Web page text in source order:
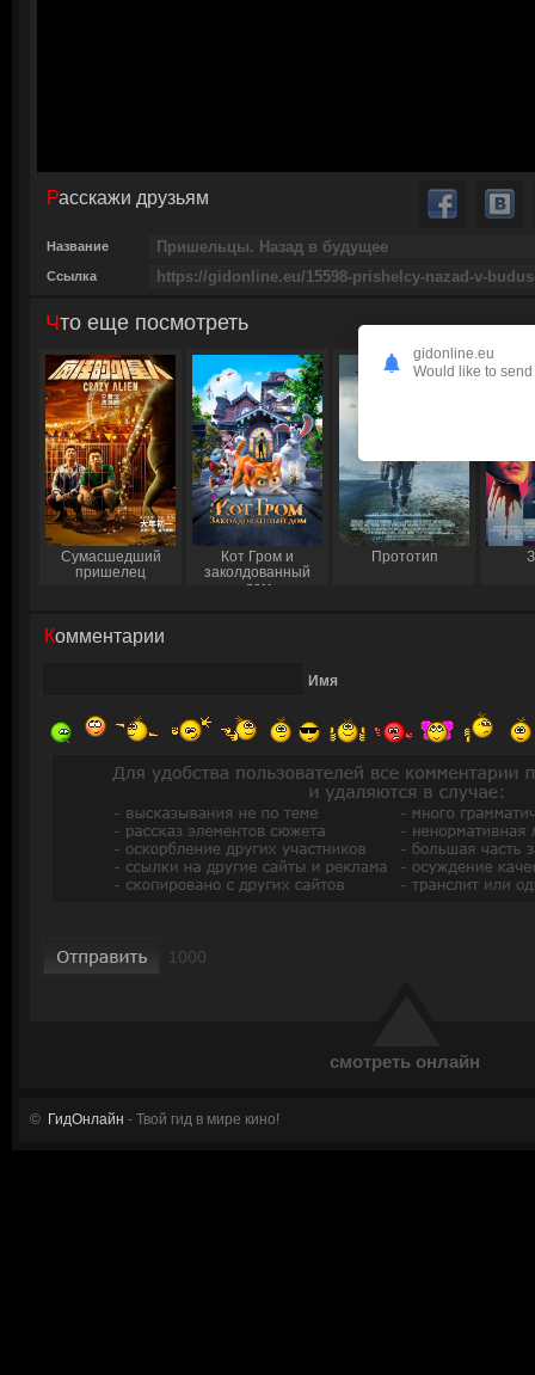
смотреть онлайн
Расскажи друзьям
Название
Ссылка
Что еще посмотреть
Сумасшедший
пришелец
Кот Гром и
заколдованный
дом
Прототип
Комментарии
Имя
© ГидОнлайн - Твой гид в мире кино!
gidonline.eu
Would like to